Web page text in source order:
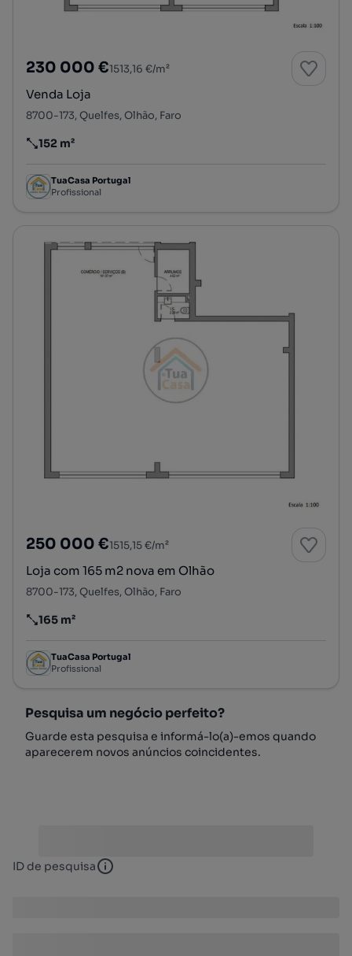
230 000 €1513,16 €/m²
Venda Loja
8700-173, Quelfes, Olhão, Faro
Preço por metro quadrado
152 m²
TuaCasa Portugal
Profissional
250 000 €1515,15 €/m²
Loja com 165 m2 nova em Olhão
8700-173, Quelfes, Olhão, Faro
Preço por metro quadrado
165 m²
TuaCasa Portugal
Profissional
Pesquisa um negócio perfeito?
Guarde esta pesquisa e informá-lo(a)-emos quando
aparecerem novos anúncios coincidentes.
ID de pesquisa ID de pesquisa